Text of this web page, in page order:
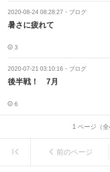
2020-08-24 08:28:27 ・ ブログ
暑さに疲れて
3
2020-07-21 03:10:16 ・ ブログ
後半戦！ 7月
6
1 ページ（全
前のページ